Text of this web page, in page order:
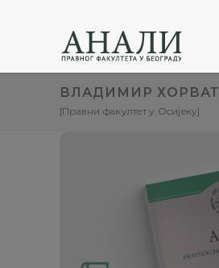
ВЛАДИМИР ХОРВАТ
[Правни факултет у Осијеку]